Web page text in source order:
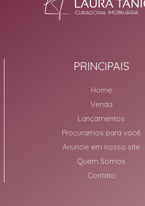
PRINCIPAIS
Home
Venda
Lançamentos
Procuramos para você
Anuncie em nosso site
Quem Somos
Contato